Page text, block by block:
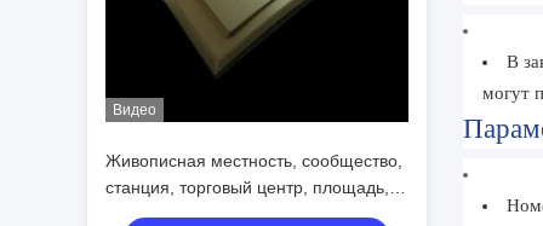
Видео
Живописная местность, сообщество,
станция, торговый центр, площадь,
офис, эмитент RFID/IC/ID карт
В
могут